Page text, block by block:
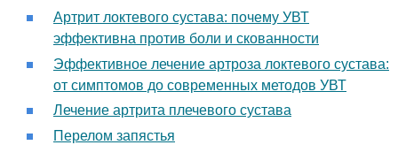
Артрит локтевого сустава: почему УВТ
эффективна против боли и скованности
Эффективное лечение артроза локтевого сустава:
от симптомов до современных методов УВТ
Лечение артрита плечевого сустава
Перелом запястья